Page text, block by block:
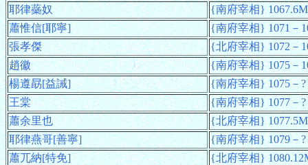
耶律蘂奴
{南府宰相}
蕭惟信[耶寧]
{南府宰相} 1071－
張孝傑
{北府宰相} 1072－
趙徽
{南府宰相} 1075－
楊遵勗[益誡]
{南府宰相} 1075－?
王棠
{南府宰相} 1077－?
蕭余里也
{北府宰相}
耶律燕哥[善寧]
{南府宰相} 1079－?
蕭兀納[特免]
{北府宰相}